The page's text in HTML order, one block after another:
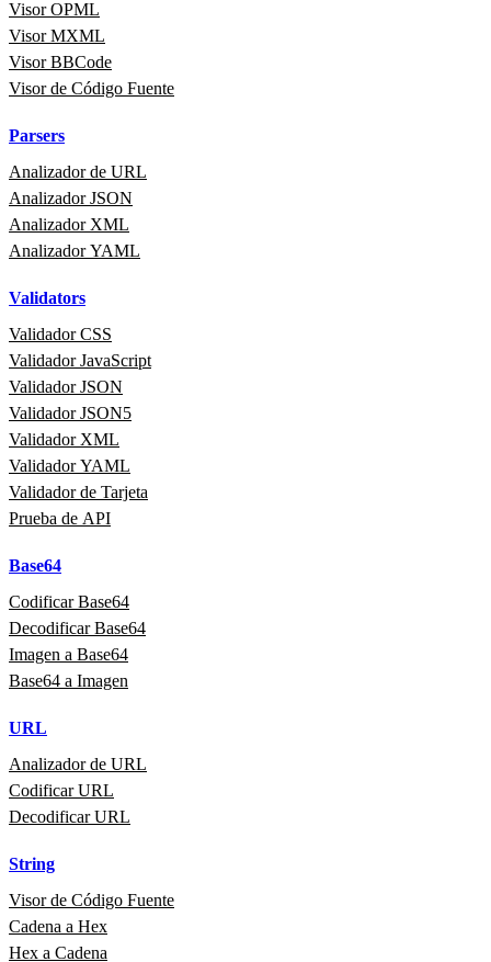
Visor OPML
Visor MXML
Visor BBCode
Visor de Código Fuente
Parsers
Analizador de URL
Analizador JSON
Analizador XML
Analizador YAML
Validators
Validador CSS
Validador JavaScript
Validador JSON
Validador JSON5
Validador XML
Validador YAML
Validador de Tarjeta
Prueba de API
Base64
Codificar Base64
Decodificar Base64
Imagen a Base64
Base64 a Imagen
URL
Analizador de URL
Codificar URL
Decodificar URL
String
Visor de Código Fuente
Cadena a Hex
Hex a Cadena